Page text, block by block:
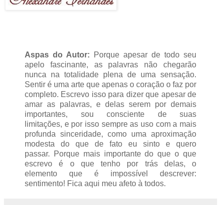
Aspas do Autor: Porque apesar de todo seu
apelo fascinante, as palavras não chegarão
nunca na totalidade plena de uma sensação.
Sentir é uma arte que apenas o coração o faz por
completo. Escrevo isso para dizer que apesar de
amar as palavras, e delas serem por demais
importantes, sou consciente de suas
limitações, e por isso sempre as uso com a mais
profunda sinceridade, como uma aproximação
modesta do que de fato eu sinto e quero
passar. Porque mais importante do que o que
escrevo é o que tenho por trás delas, o
elemento que é impossível descrever:
sentimento! Fica aqui meu afeto à todos.